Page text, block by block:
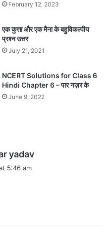
February 12, 2023
एक कुत्ता और एक मैना के बहुविकल्पीय
प्रश्न उत्तर
July 21, 2021
NCERT Solutions for Class 6
Hindi Chapter 6 – पार नज़र के
June 9, 2022
yadav
5:46 am